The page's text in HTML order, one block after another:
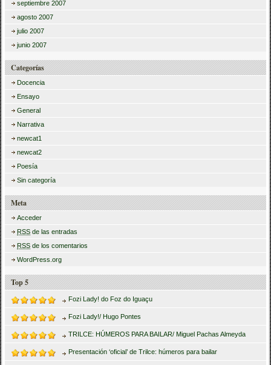
septiembre 2007
agosto 2007
julio 2007
junio 2007
Categorías
Docencia
Ensayo
General
Narrativa
newcat1
newcat2
Poesía
Sin categoría
Meta
Acceder
RSS de las entradas
RSS de los comentarios
WordPress.org
Top 5
Fozi Lady! do Foz do Iguaçu
Fozi Lady!/ Hugo Pontes
TRILCE: HÚMEROS PARA BAILAR/ Miguel Pachas Almeyda
Presentación ‘oficial’ de Trilce: húmeros para bailar